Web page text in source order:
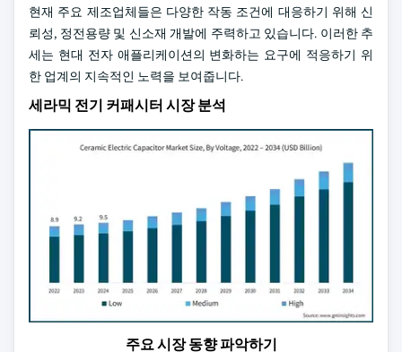
현재 주요 제조업체들은 다양한 작동 조건에 대응하기 위해 신
뢰성, 정전용량 및 신소재 개발에 주력하고 있습니다. 이러한 추
세는 현대 전자 애플리케이션의 변화하는 요구에 적응하기 위
한 업계의 지속적인 노력을 보여줍니다.
세라믹 전기 커패시터 시장 분석
주요 시장 동향 파악하기